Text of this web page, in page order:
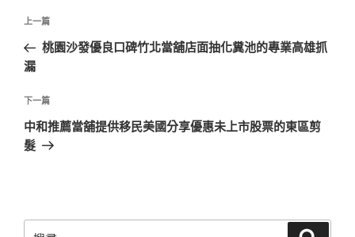
文
導
覽
上
一
篇
章
上一篇
桃園沙發優良口碑竹北當舖店面抽化糞池的專業高雄抓
漏
下
一
篇
下一篇
中和推薦當舖提供移民美國分享優惠未上市股票的東區剪
髮